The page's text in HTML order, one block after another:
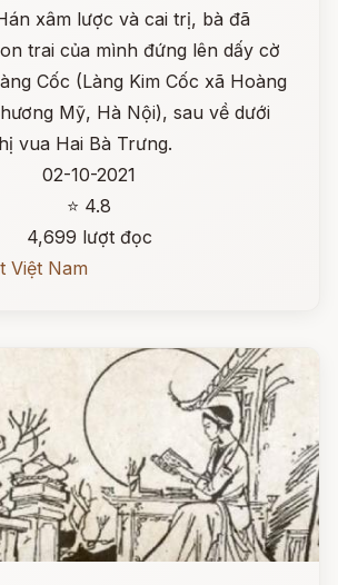
xâm lược và cai trị, bà đã
trai của mình đứng lên dấy cờ
Cốc (Làng Kim Cốc xã Hoàng
Mỹ, Hà Nội), sau về dưới
vua Hai Bà Trưng.
02-10-2021
⭐ 4.8
4,699 lượt đọc
Việt Nam